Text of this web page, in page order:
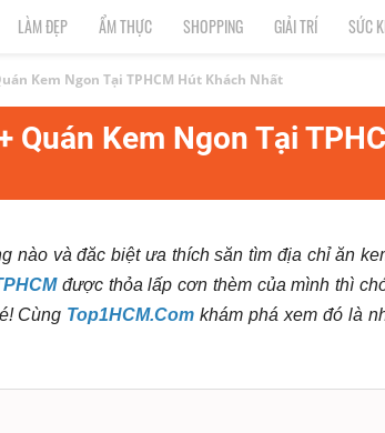
LÀM ĐẸP ẨM THỰC SHOPPING GIẢI TRÍ SỨC
Kem Ngon Tại TPHCM Hút Khách Nhất
Quán Kem Ngon Tại
nào và đăc biệt ưa thích săn tìm địa chỉ ăn
được thỏa lấp cơn thèm của mình thì
Cùng Top1HCM.Com khám phá xem đó là